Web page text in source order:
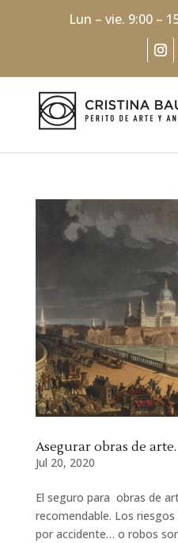
Lun – vie. 9:00 –
Asegurar obras de arte.
Jul 20, 2020
El seguro para obras de
recomendable. Los
por accidente… o robos